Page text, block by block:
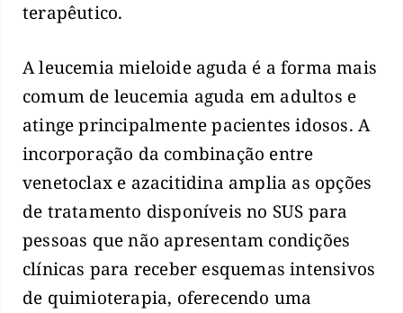
terapêutico.
A leucemia mieloide aguda é a forma mais
comum de leucemia aguda em adultos e
atinge principalmente pacientes idosos. A
incorporação da combinação entre
venetoclax e azacitidina amplia as opções
de tratamento disponíveis no SUS para
pessoas que não apresentam condições
clínicas para receber esquemas intensivos
de quimioterapia, oferecendo uma